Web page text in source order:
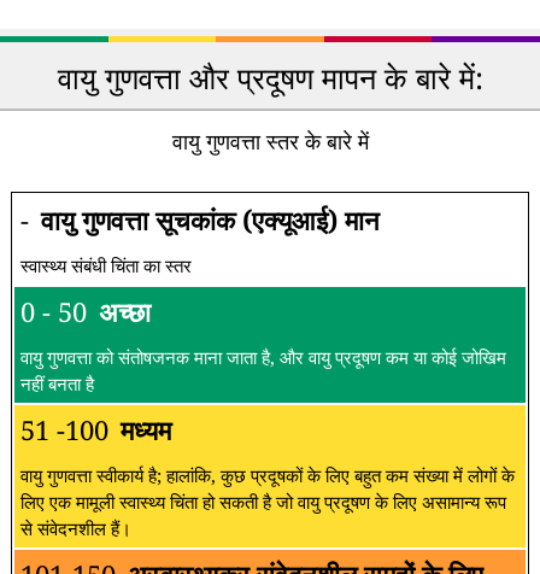
वायु गुणवत्ता और प्रदूषण मापन के बारे में:
वायु गुणवत्ता स्तर के बारे में
- वायु गुणवत्ता सूचकांक (एक्यूआई) मान
स्वास्थ्य संबंधी चिंता का स्तर
0 - 50 अच्छा
वायु गुणवत्ता को संतोषजनक माना जाता है, और वायु प्रदूषण कम या कोई जोखिम
नहीं बनता है
51 -100 मध्यम
वायु गुणवत्ता स्वीकार्य है; हालांकि, कुछ प्रदूषकों के लिए बहुत कम संख्या में लोगों के
लिए एक मामूली स्वास्थ्य चिंता हो सकती है जो वायु प्रदूषण के लिए असामान्य रूप
से संवेदनशील हैं।